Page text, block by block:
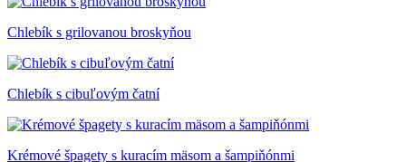
Chlebík s grilovanou broskyňou
Chlebík s cibuľovým čatní
Krémové špagety s kuracím mäsom a šampiňónmi